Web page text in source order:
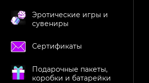
Эротические игры и
сувениры
Сертификаты
Подарочные пакеты,
коробки и батарейки